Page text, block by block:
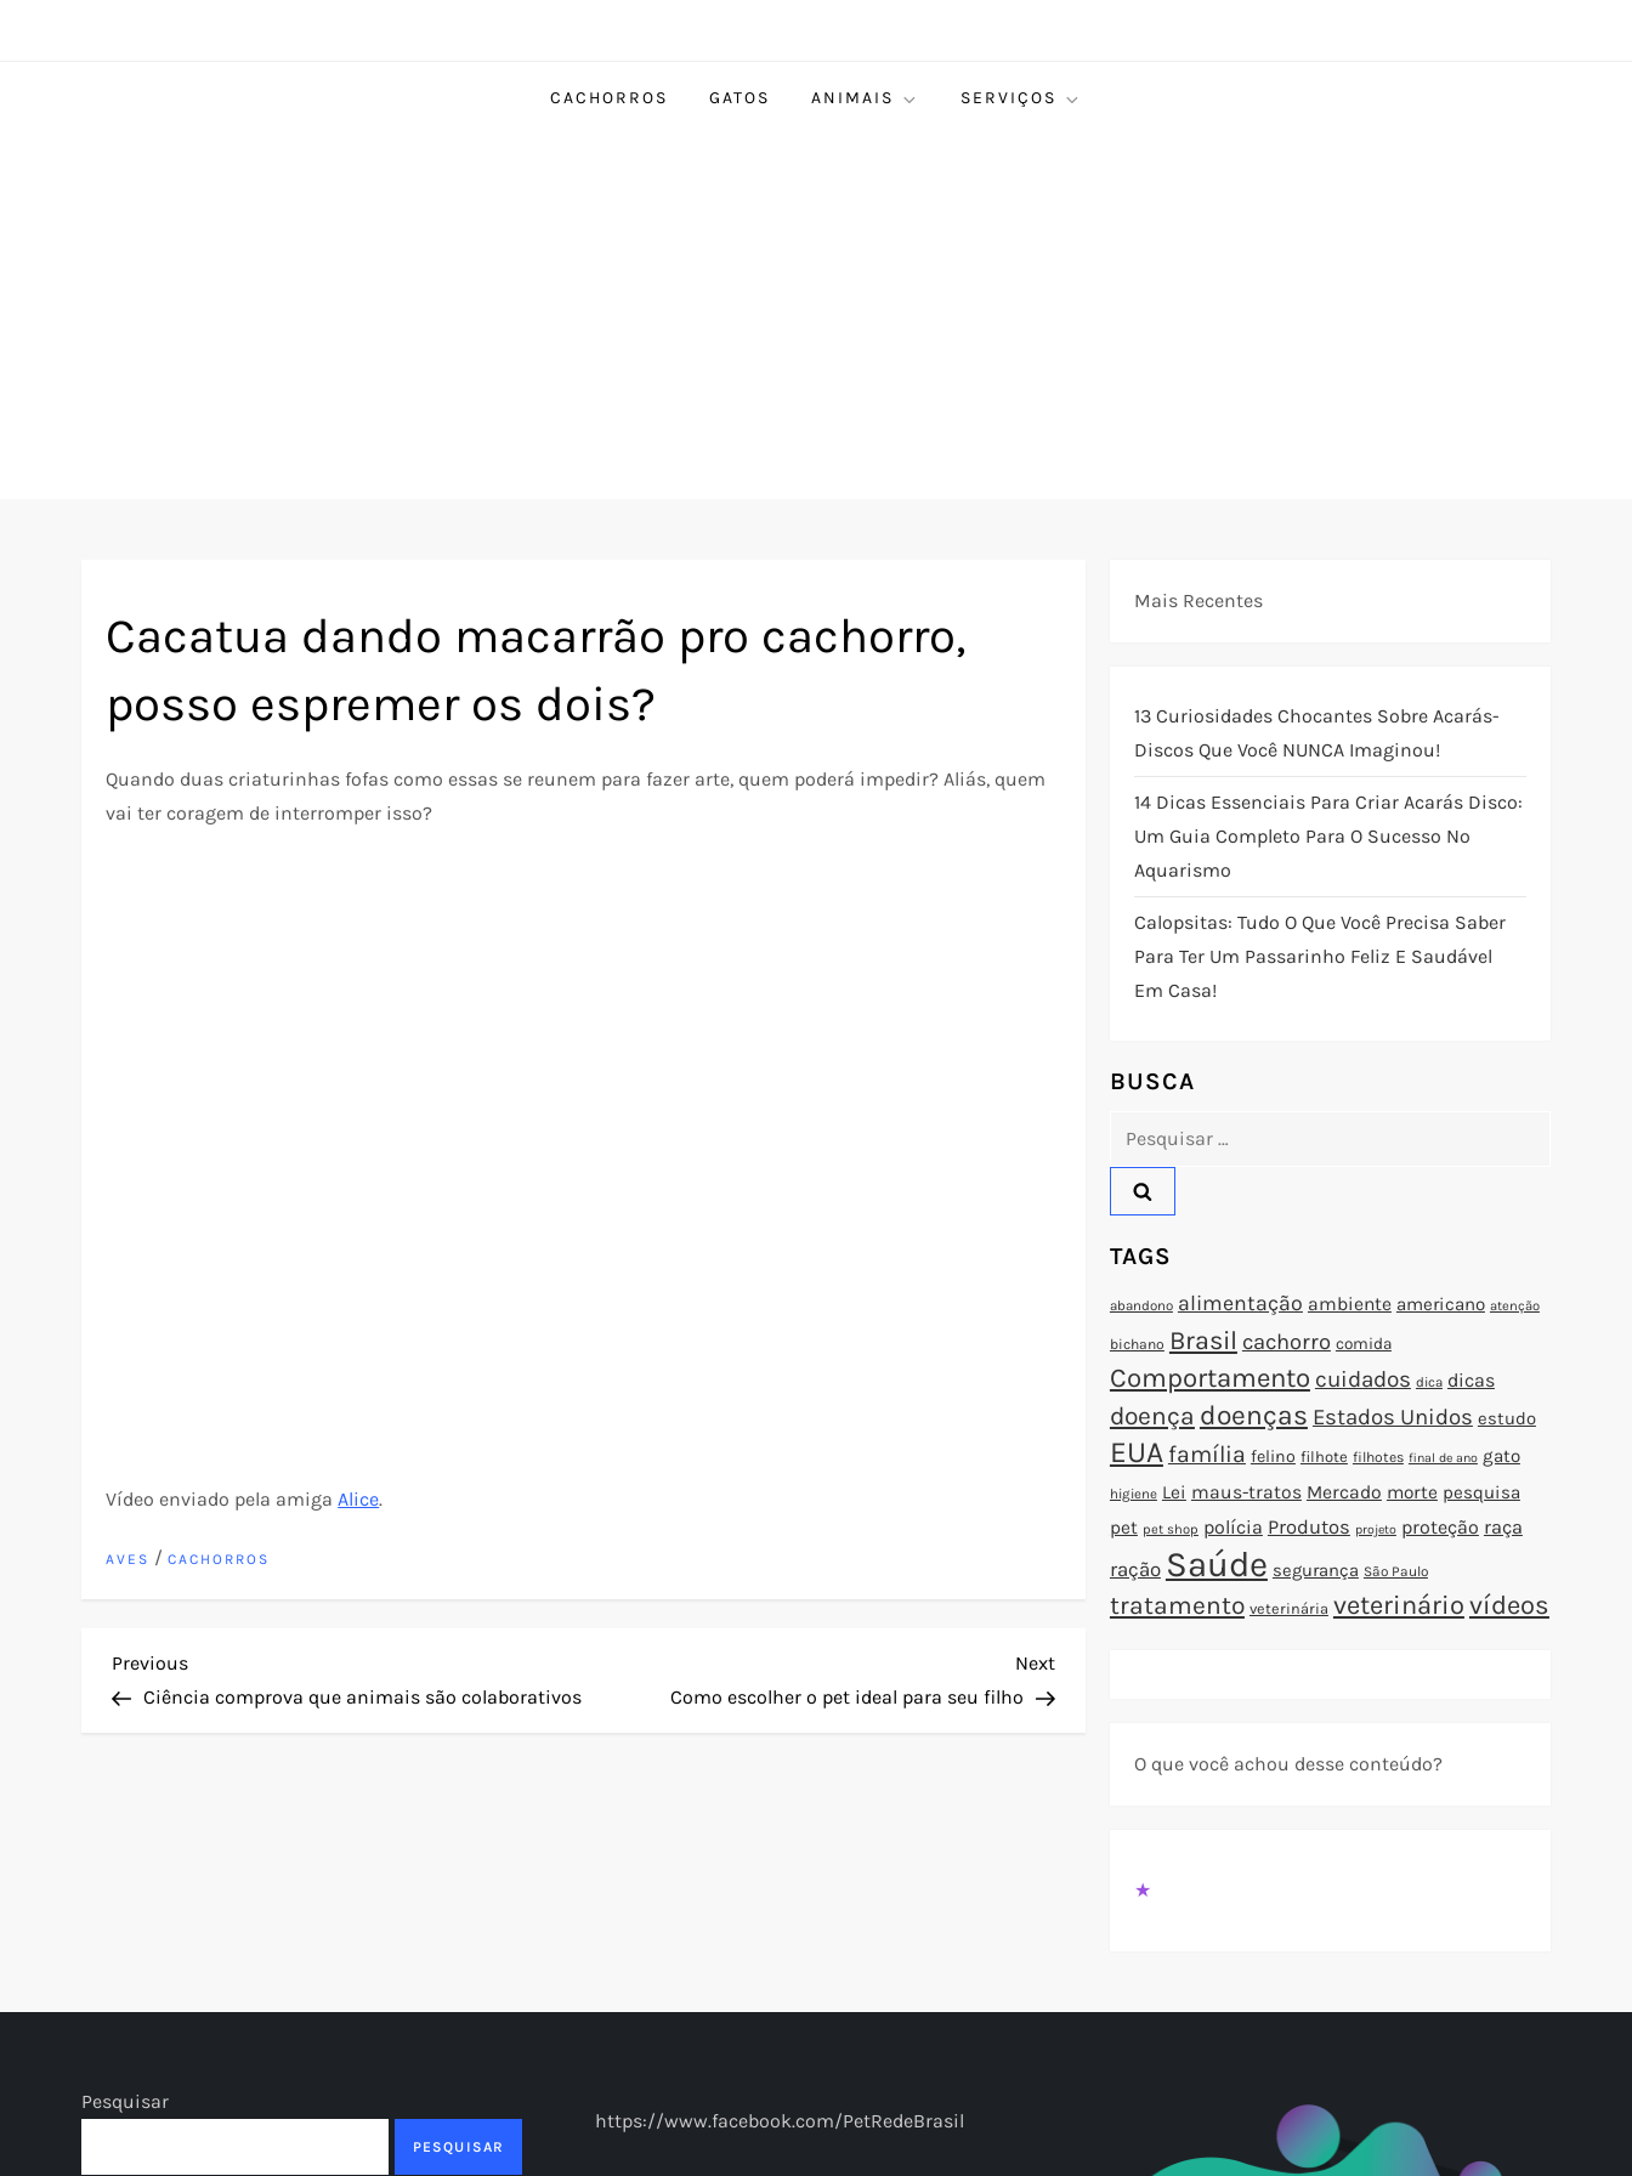
CACHORROS GATOS ANIMAIS SERVIÇOS
Cacatua dando macarrão pro cachorro,
posso espremer os dois?
Quando duas criaturinhas fofas como essas se reunem para fazer arte, quem poderá impedir? Aliás, quem
vai ter coragem de interromper isso?
Vídeo enviado pela amigaAlice.
AVES /CACHORROS
N
ç
o
Previous
Post
Previous
Ciência comprova que animais são colaborativos
Next
Post
Next
Como escolher o pet ideal para seu filho
Mais Recentes
13 Curiosidades Chocantes Sobre Acarás-
Discos Que Você NUNCA Imaginou!
14 Dicas Essenciais Para Criar Acarás Disco:
Um Guia Completo Para O Sucesso No
Aquarismo
Calopsitas: Tudo O Que Você Precisa Saber
Para Ter Um Passarinho Feliz E Saudável
Em Casa!
BUSCA
Pesquisar
TAGS
abandono alimentação ambiente americano atenção
bichano Brasil cachorro comida
Comportamento cuidados dica dicas
doença doenças Estados Unidos estudo
EUA família felino filhote filhotes final de ano gato
higiene Lei maus-tratos Mercado morte pesquisa
pet pet shop polícia Produtos projeto proteção raça
ração Saúde segurança São Paulo
tratamento veterinária veterináriovídeos
O que você achou desse conteúdo?
★
Pesquisar
PESQUISAR
https://www.facebook.com/PetRedeBrasil